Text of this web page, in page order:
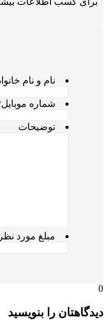
نام و نام
شماره موبایل
توضیحات
مبلغ مورد
0
دیدگاهتان را بنویسید